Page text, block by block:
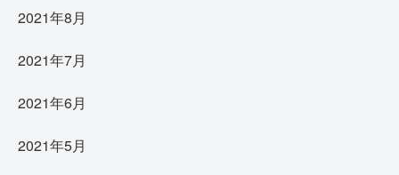
2021年8月
2021年7月
2021年6月
2021年5月